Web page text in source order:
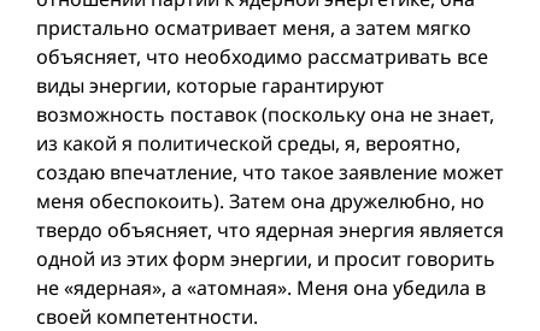
пристально осматривает меня, а затем мягко
объясняет, что необходимо рассматривать все
виды энергии, которые гарантируют
возможность поставок (поскольку она не знает,
из какой я политической среды, я, вероятно,
создаю впечатление, что такое заявление может
меня обеспокоить). Затем она дружелюбно, но
твердо объясняет, что ядерная энергия является
одной из этих форм энергии, и просит говорить
не «ядерная», а «атомная». Меня она убедила в
своей компетентности.